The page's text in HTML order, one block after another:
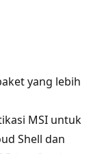
yang lebih
MSI untuk
Shell dan